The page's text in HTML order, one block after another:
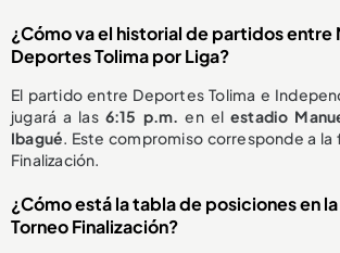
¿Cómo va el historial de partidos entre
Deportes Tolima por Liga?
El partido entre Deportes Tolima e
jugará a las 6:15 p.m. en elestadio
Ibagué . Este compromiso corresponde a
Finalización.
¿Cómo está la tabla de posiciones en
Torneo Finalización?